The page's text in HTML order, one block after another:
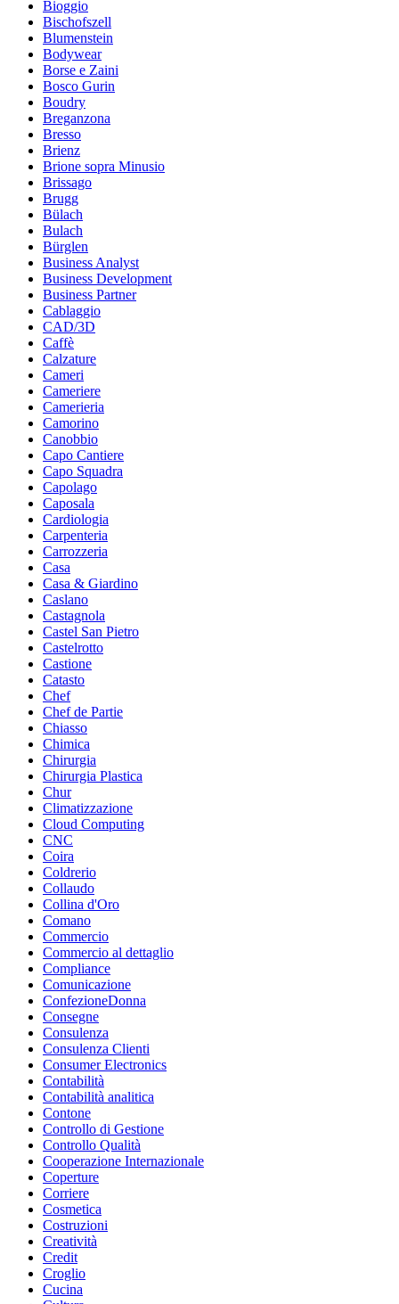
Bioggio
Bischofszell
Blumenstein
Bodywear
Borse e Zaini
Bosco Gurin
Boudry
Breganzona
Bresso
Brienz
Brione sopra Minusio
Brissago
Brugg
Bülach
Bulach
Bürglen
Business Analyst
Business Development
Business Partner
Cablaggio
CAD/3D
Caffè
Calzature
Cameri
Cameriere
Camerieria
Camorino
Canobbio
Capo Cantiere
Capo Squadra
Capolago
Caposala
Cardiologia
Carpenteria
Carrozzeria
Casa
Casa & Giardino
Caslano
Castagnola
Castel San Pietro
Castelrotto
Castione
Catasto
Chef
Chef de Partie
Chiasso
Chimica
Chirurgia
Chirurgia Plastica
Chur
Climatizzazione
Cloud Computing
CNC
Coira
Coldrerio
Collaudo
Collina d'Oro
Comano
Commercio
Commercio al dettaglio
Compliance
Comunicazione
ConfezioneDonna
Consegne
Consulenza
Consulenza Clienti
Consumer Electronics
Contabilità
Contabilità analitica
Contone
Controllo di Gestione
Controllo Qualità
Cooperazione Internazionale
Coperture
Corriere
Cosmetica
Costruzioni
Creatività
Credit
Croglio
Cucina